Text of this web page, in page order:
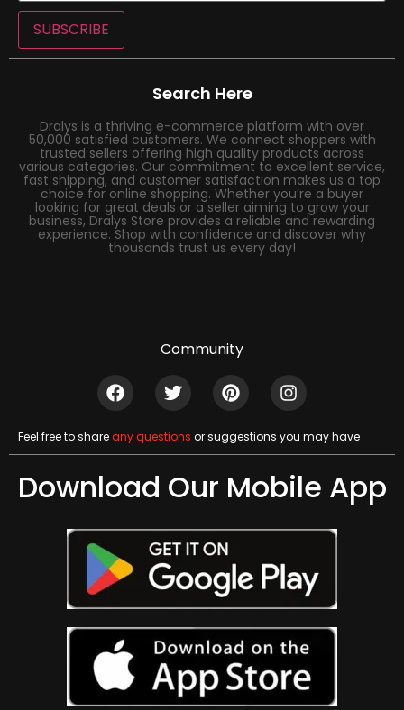
SUBSCRIBE
Search Here
Dralys is a thriving e-commerce platform with over
50,000 satisfied customers. We connect shoppers with
trusted sellers offering high quality products across
various categories. Our commitment to excellent service,
fast shipping, and customer satisfaction makes us a top
choice for online shopping. Whether you’re a buyer
looking for great deals or a seller aiming to grow your
business, Dralys Store provides a reliable and rewarding
experience. Shop with confidence and discover why
thousands trust us every day!
Community
Feel free to shareany questions or suggestions you may have
Download Our Mobile App